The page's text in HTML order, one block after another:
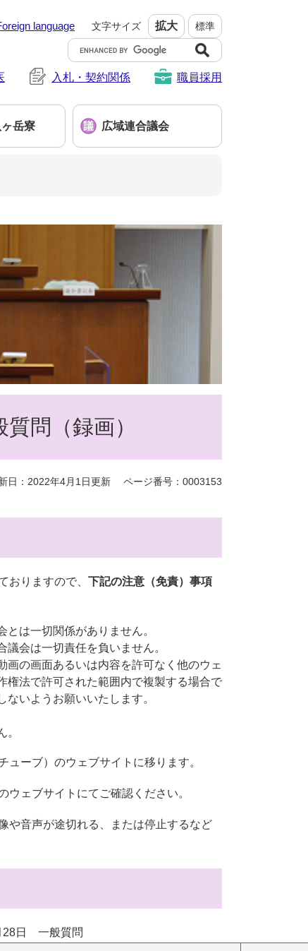
language 文字サイズ 拡大 標準
G
o
o
l
カ
入札・契約関係 職員採用
岳寮 広域連合議会
問（録画）
日：2022年4月1日更新 ページ番号：0003153
おりますので、 下記の注意（免責）事項
は一切関係がありません。
会は一切責任を負いません。
の画面あるいは内容を許可なく他のウェ
権法で許可された範囲内で複製する場合で
いようお願いいたします。
。
ーブ）のウェブサイトに移ります。
ェブサイトにてご確認ください。
や音声が途切れる、または停止するなど
28日 一般質問